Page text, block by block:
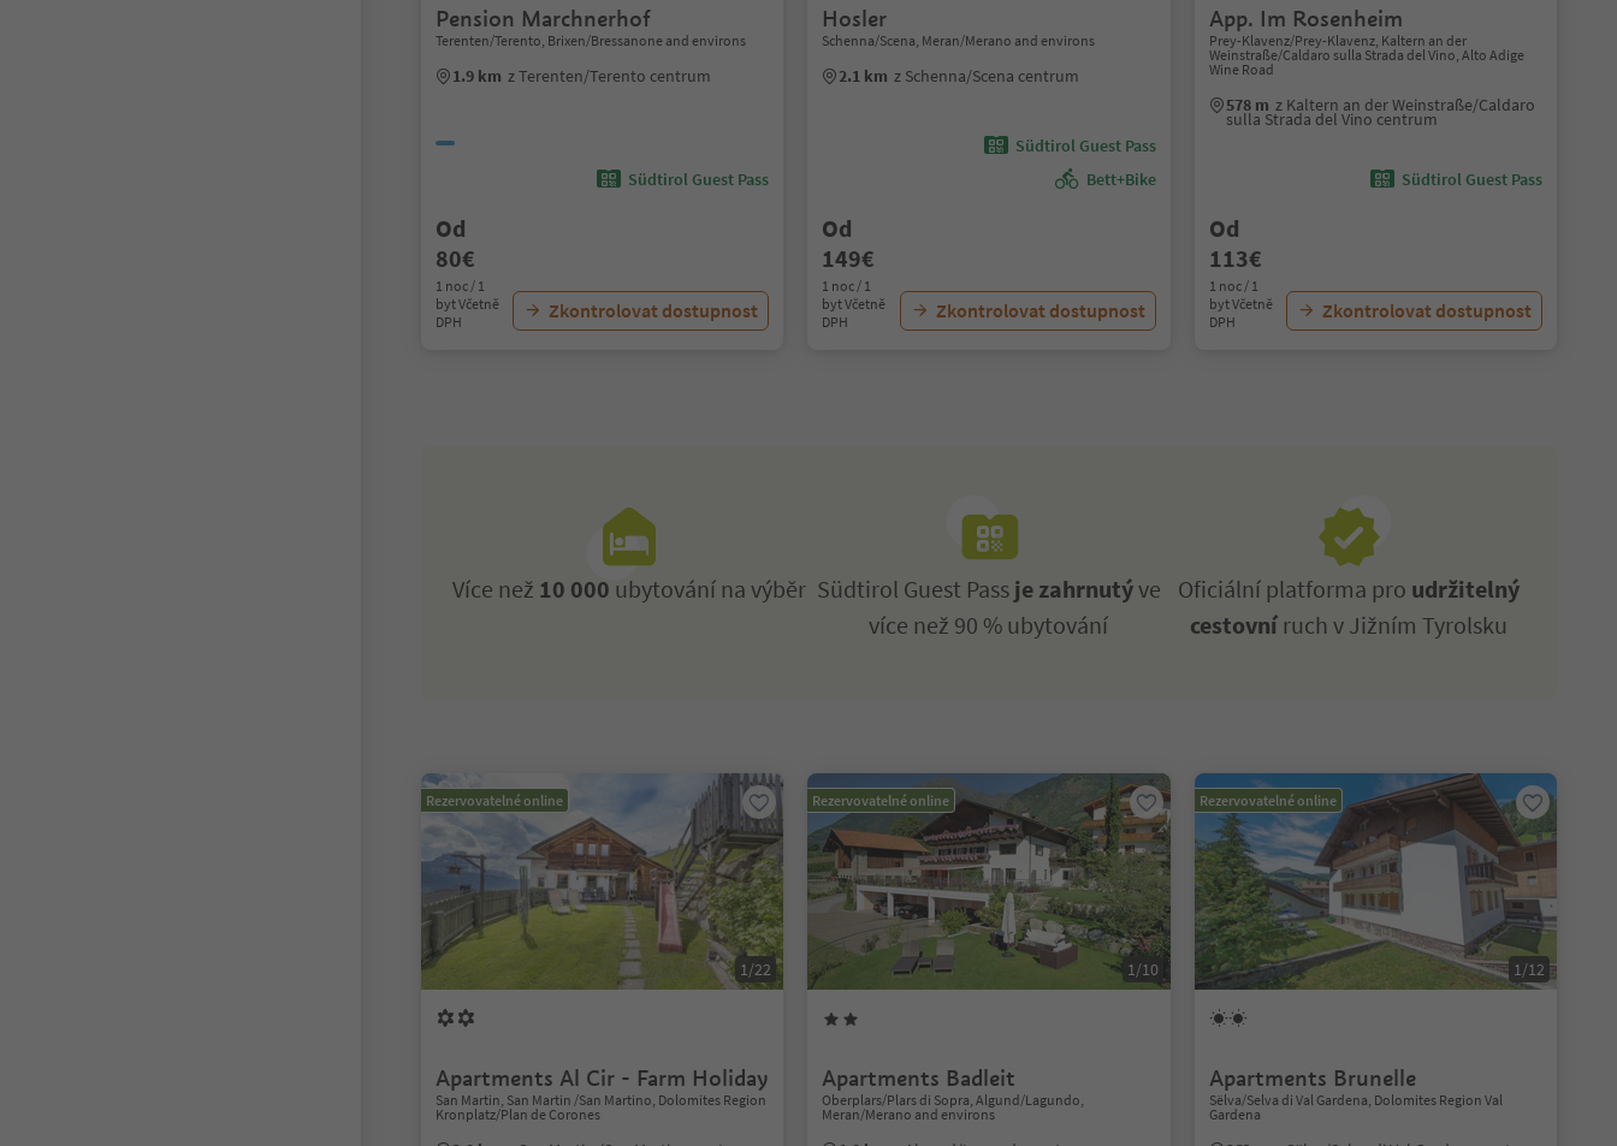
Pension Marchnerhof
Terenten/Terento, Brixen/Bressanone and environs
1.9 km z Terenten/Terento centrum
Südtirol Guest Pass
Od
80€
1 noc / 1
byt Včetně
DPH
Zkontrolovat dostupnost
Hosler
Schenna/Scena, Meran/Merano and environs
2.1 km z Schenna/Scena centrum
Südtirol Guest Pass
Bett+Bike
Od
149€
1 noc / 1
byt Včetně
DPH
Zkontrolovat dostupnost
App. Im Rosenheim
Prey-Klavenz/Prey-Klavenz, Kaltern an der
Weinstraße/Caldaro sulla Strada del Vino, Alto Adige
Wine Road
578 m z Kaltern an der Weinstraße/Caldaro
sulla Strada del Vino centrum
Südtirol Guest Pass
Od
113€
1 noc / 1
byt Včetně
DPH
Zkontrolovat dostupnost
Více než 10 000 ubytování na výběr Südtirol Guest Passje zahrnutýve
více než 90 % ubytování
Oficiální platforma pro udržitelný
cestovníruch v Jižním Tyrolsku
Rezervovatelné online
1/22
Apartments Al Cir - Farm Holiday
San Martin, San Martin /San Martino, Dolomites Region
Kronplatz/Plan de Corones
Rezervovatelné online
1/10
Apartments Badleit
Oberplars/Plars di Sopra, Algund/Lagundo,
Meran/Merano and environs
Rezervovatelné online
1/12
Apartments Brunelle
Sëlva/Selva di Val Gardena, Dolomites Region Val
Gardena